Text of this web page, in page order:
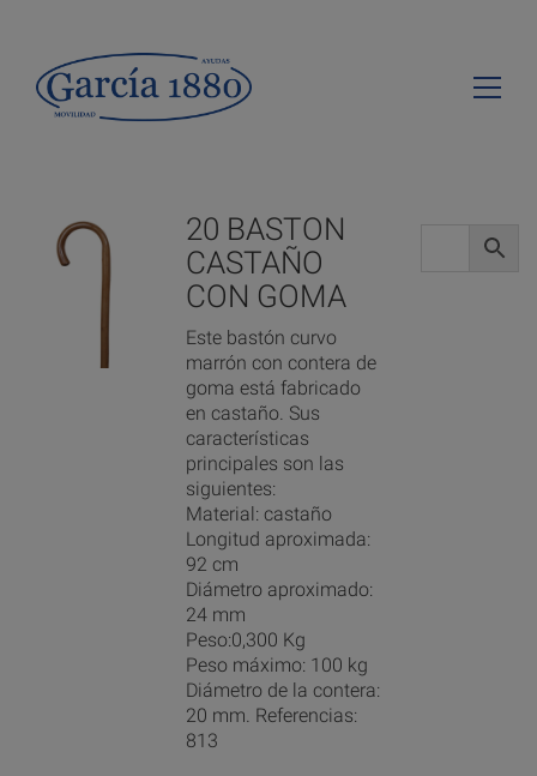
20 BASTON
CASTAÑO
CON GOMA
Este bastón curvo
marrón con contera de
goma está fabricado
en castaño. Sus
características
principales son las
siguientes:
Material: castaño
Longitud aproximada:
92 cm
Diámetro aproximado:
24 mm
Peso:0,300 Kg
Peso máximo: 100 kg
Diámetro de la contera:
20 mm. Referencias:
813